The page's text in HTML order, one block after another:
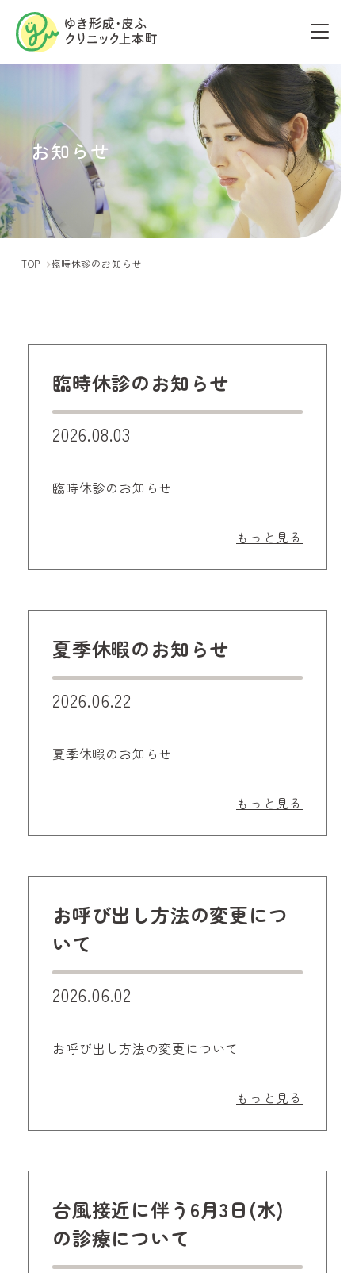
お知らせ
TOP 臨時休診のお知らせ
臨時休診のお知らせ
2026.08.03
臨時休診のお知らせ
もっと見る
夏季休暇のお知らせ
2026.06.22
夏季休暇のお知らせ
もっと見る
お呼び出し方法の変更につ
いて
2026.06.02
お呼び出し方法の変更について
もっと見る
台風接近に伴う6月3日(水)
の診療について